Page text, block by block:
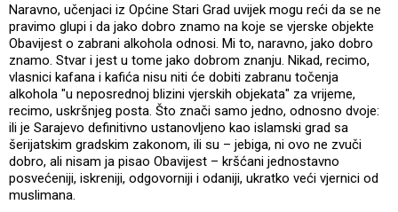
Naravno, učenjaci iz Općine Stari Grad uvijek mogu reći da se ne
pravimo glupi i da jako dobro znamo na koje se vjerske objekte
Obavijest o zabrani alkohola odnosi. Mi to, naravno, jako dobro
znamo. Stvar i jest u tome jako dobrom znanju. Nikad, recimo,
vlasnici kafana i kafića nisu niti će dobiti zabranu točenja
alkohola "u neposrednoj blizini vjerskih objekata" za vrijeme,
recimo, uskršnjeg posta. Što znači samo jedno, odnosno dvoje:
ili je Sarajevo definitivno ustanovljeno kao islamski grad sa
šerijatskim gradskim zakonom, ili su – jebiga, ni ovo ne zvuči
dobro, ali nisam ja pisao Obavijest – kršćani jednostavno
posvećeniji, iskreniji, odgovorniji i odaniji, ukratko veći vjernici od
muslimana.